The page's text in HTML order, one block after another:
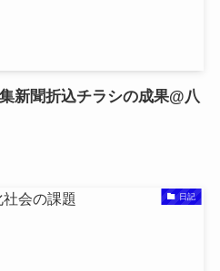
新聞折込チラシの成果@八
日記